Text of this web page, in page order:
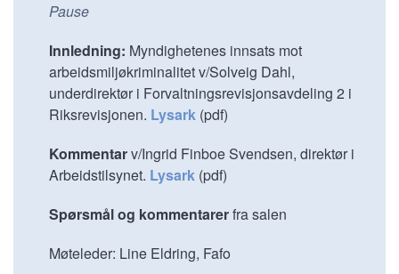
Pause
Innledning: Myndighetenes innsats mot
arbeidsmiljøkriminalitet v/Solveig Dahl,
underdirektør i Forvaltningsrevisjonsavdeling 2 i
Riksrevisjonen. Lysark (pdf)
Kommentarv/Ingrid Finboe Svendsen, direktør i
Arbeidstilsynet. Lysark (pdf)
Spørsmål og kommentarerfra salen
Møteleder: Line Eldring, Fafo